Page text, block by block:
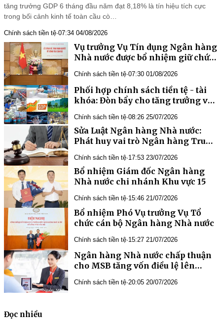
tăng trưởng GDP 6 tháng đầu năm đạt 8,18% là tín hiệu tích cực
trong bối cảnh kinh tế toàn cầu cò…
Chính sách tiền tệ·07:34 04/08/2026
Vụ trưởng Vụ Tín dụng Ngân hàng
Nhà nước được bổ nhiệm giữ chức
Chính sách tiền tệ·07:30 01/08/2026
Phối hợp chính sách tiền tệ - tài
khóa: Đòn bẩy cho tăng trưởng và
Chính sách tiền tệ·08:26 25/07/2026
Phát huy vai trò Ngân hàng Trung
Chính sách tiền tệ·17:53 23/07/2026
Bổ nhiệm Giám đốc Ngân hàng
Nhà nước chi nhánh Khu vực 15
Chính sách tiền tệ·15:46 21/07/2026
Bổ nhiệm Phó Vụ trưởng Vụ Tổ
chức cán bộ Ngân hàng Nhà nước
Chính sách tiền tệ·15:27 21/07/2026
Ngân hàng Nhà nước chấp thuận
cho MSB tăng vốn điều lệ lên
Chính sách tiền tệ·20:05 20/07/2026
Đọc nhiều